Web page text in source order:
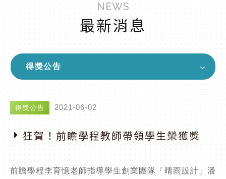
NEWS
最新消息
得獎公告
得獎公告 2021-06-02
狂賀！前瞻學程教師帶領學生榮獲獎
前瞻學程李育憶老師指導學生創業團隊「晴雨設計」潘